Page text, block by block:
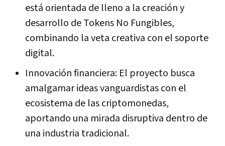
está orientada de lleno a la creación y
desarrollo de Tokens No Fungibles,
combinando la veta creativa con el soporte
digital.
Innovación financiera: El proyecto busca
amalgamar ideas vanguardistas con el
ecosistema de las criptomonedas,
aportando una mirada disruptiva dentro de
una industria tradicional.